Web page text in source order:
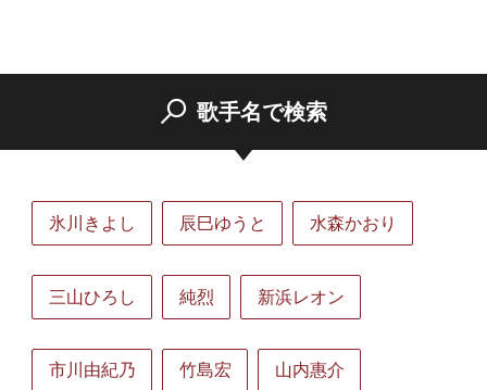
歌手名で検索
氷川きよし 辰巳ゆうと 水森かおり
三山ひろし 純烈 新浜レオン
市川由紀乃 竹島宏 山内惠介